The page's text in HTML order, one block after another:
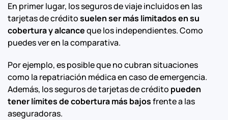
En primer lugar, los seguros de viaje incluidos en las
tarjetas de créditosuelen ser más limitados en su
cobertura y alcanceque los independientes. Como
puedes ver en la comparativa.
Por ejemplo, es posible que no cubran situaciones
como la repatriación médica en caso de emergencia.
Además, los seguros de tarjetas de crédito pueden
tener límites de cobertura más bajosfrente a las
aseguradoras.